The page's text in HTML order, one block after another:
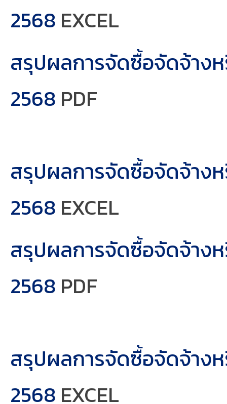
2568 EXCEL
สรุปผลการจัดซื้อจัดจ้าง
2568 PDF
สรุปผลการจัดซื้อจัดจ้าง
2568 EXCEL
สรุปผลการจัดซื้อจัดจ้าง
2568 PDF
สรุปผลการจัดซื้อจัดจ้าง
2568 EXCEL